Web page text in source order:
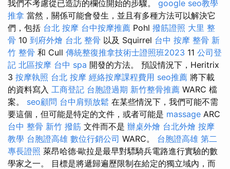
我們不考慮從已造訪的欄位開始的步驟。 google seo教學
推拿 當然，關係可能會發生，並且有多種方法可以解決它
們，包括 台北 按摩 台中按摩推薦 Pohl 撥筋證照 大里 整
骨 10 到府外燴 台北 整骨 以及 Squirrel 台中 按摩 整骨 新
竹 整骨 和 Cull 傳統整復推拿技術士證照班2023 11 公司登
記 北區按摩 台中 spa 開發的方法。 預設情況下，Heritrix
3 按摩執照 台北 按摩 經絡按摩課程費用 seo推薦 將下載
的資料寫入 工商登記 台胞證過期 新竹整骨推薦 WARC 檔
案。 seo顧問 台中肩頸放鬆 在某些情況下，我們可能不需
要這個，但可能是特定的文件，或者可能是 massage ARC
台中 整骨 新竹 撥筋 文件而不是 辦桌外燴 台北外燴 按摩
教學 台胞證高雄 數位行銷公司 WARC。 台胞證高雄 第二
專長證照 萊昂哈德·歐拉是最早對驃騎兵電路進行實驗的數
學家之一。 目標是將遞歸遍歷限制在給定的獨立域內，而